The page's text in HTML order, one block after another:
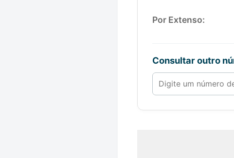
Por Extenso:
Consultar outro
Número de 1 a 100000